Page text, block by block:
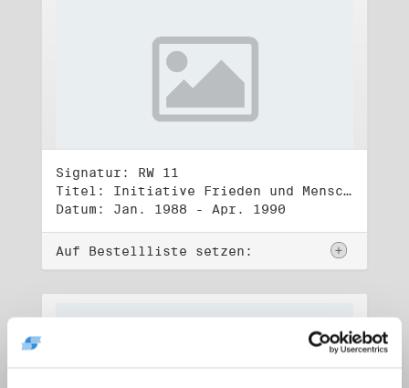
Signatur: RW 11
Titel: Initiative Frieden und Menschenrechte (1)
Datum: Jan. 1988 - Apr. 1990
Auf Bestellliste setzen: